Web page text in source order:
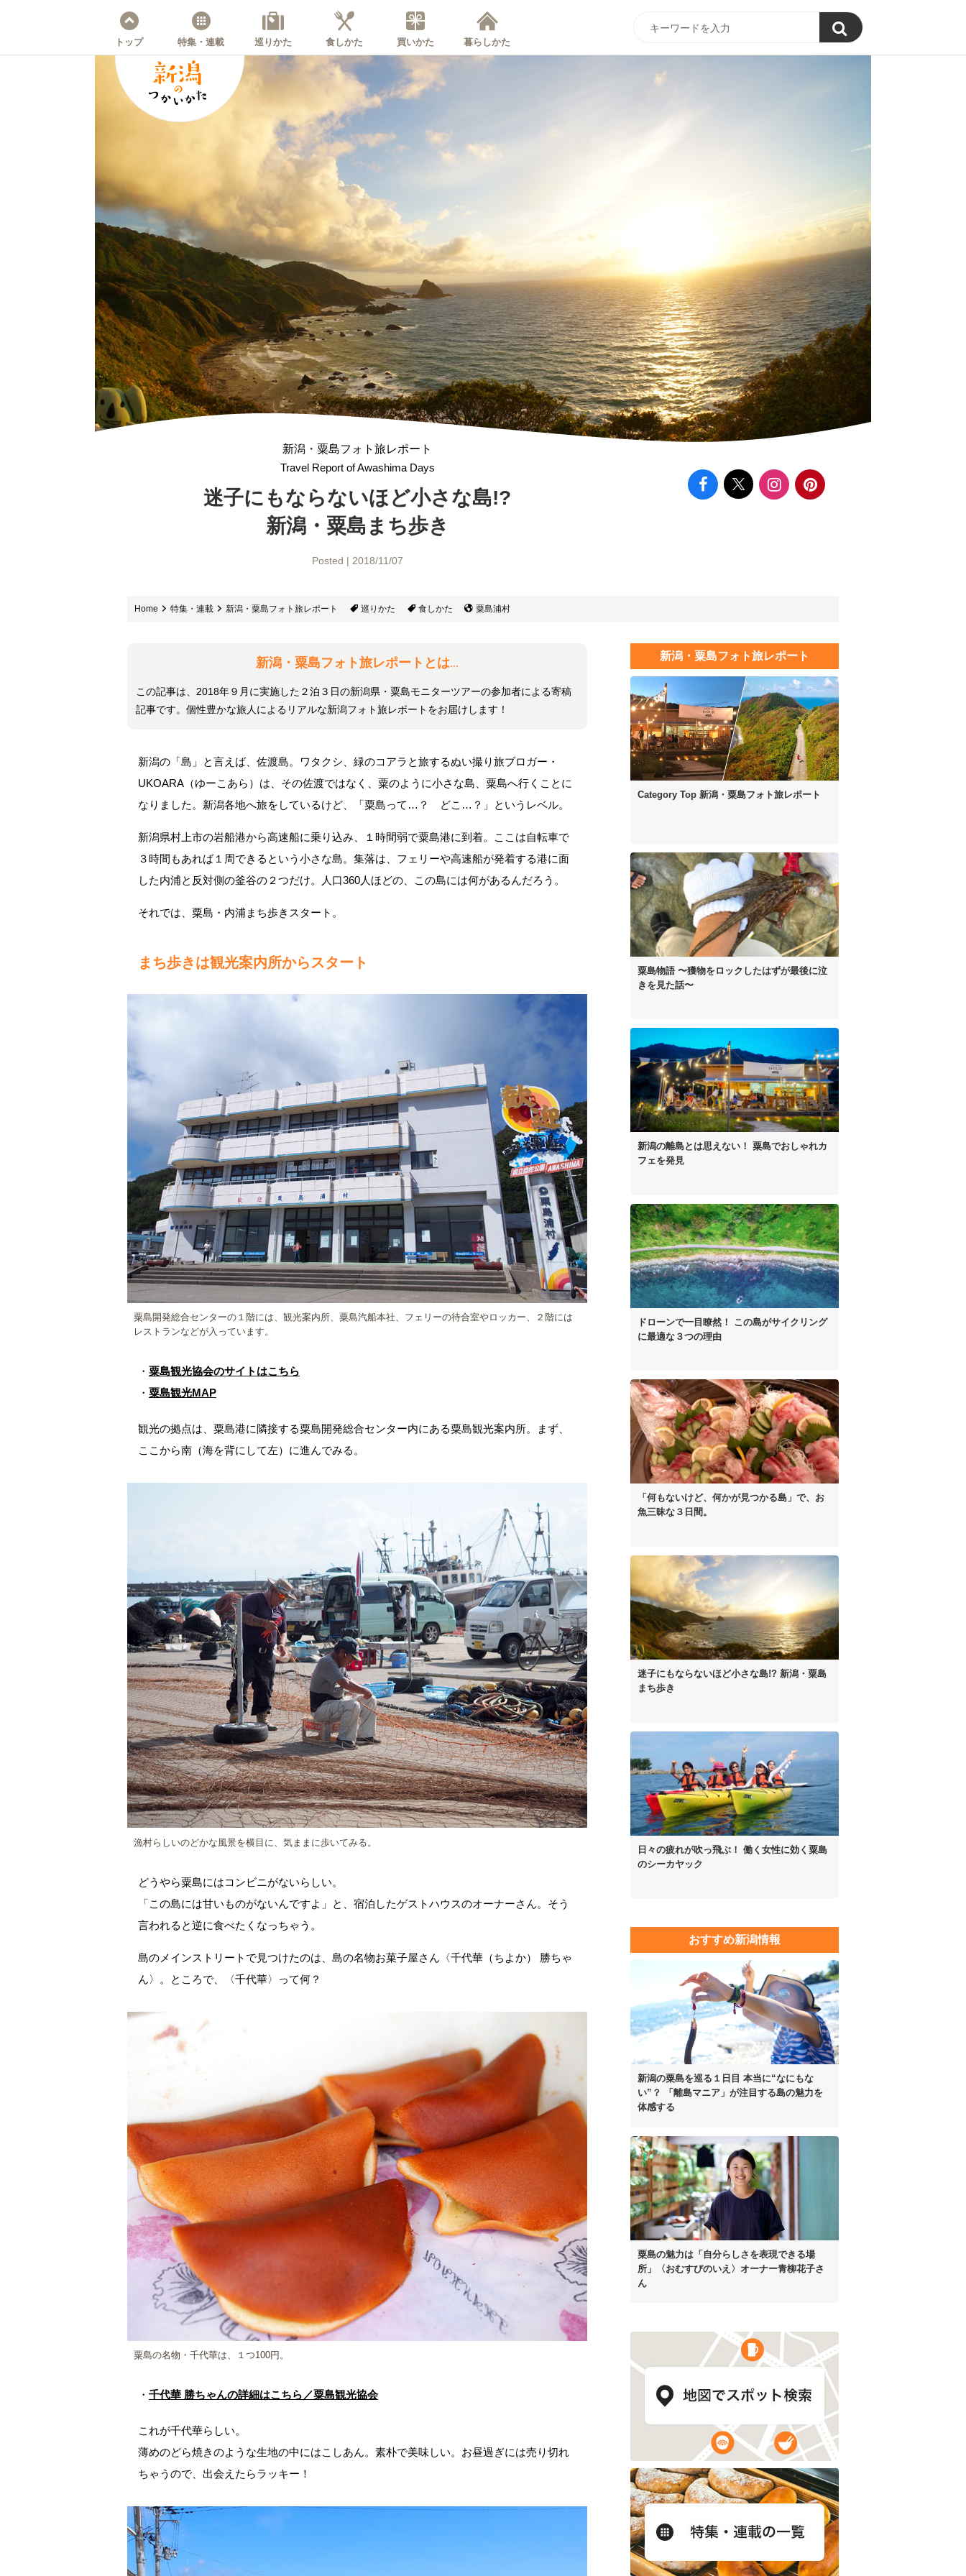
トップ 特集・連載 巡りかた 食しかた 買いかた 暮らしかた
新潟・粟島フォト旅レポート
Travel Report of Awashima Days
迷子にもならないほど小さな島!?
新潟・粟島まち歩き
Posted | 2018/11/07
Home 特集・連載 新潟・粟島フォト旅レポート 巡りかた 食しかた 粟島浦村
新潟・粟島フォト旅レポートとは…
この記事は、2018年９月に実施した２泊３日の新潟県・粟島モニターツアーの参加者による寄稿
記事です。個性豊かな旅人によるリアルな新潟フォト旅レポートをお届けします！
新潟の「島」と言えば、佐渡島。ワタクシ、緑のコアラと旅するぬい撮り旅ブロガー・
UKOARA（ゆーこあら）は、その佐渡ではなく、粟のように小さな島、粟島へ行くことに
なりました。新潟各地へ旅をしているけど、「粟島って…？ どこ…？」というレベル。
新潟県村上市の岩船港から高速船に乗り込み、１時間弱で粟島港に到着。ここは自転車で
３時間もあれば１周できるという小さな島。集落は、フェリーや高速船が発着する港に面
した内浦と反対側の釜谷の２つだけ。人口360人ほどの、この島には何があるんだろう。
それでは、粟島・内浦まち歩きスタート。
まち歩きは観光案内所からスタート
粟島開発総合センターの１階には、観光案内所、粟島汽船本社、フェリーの待合室やロッカー、２階には
レストランなどが入っています。
・ 粟島観光協会のサイトはこちら
・ 粟島観光MAP
観光の拠点は、粟島港に隣接する粟島開発総合センター内にある粟島観光案内所。まず、
ここから南（海を背にして左）に進んでみる。
漁村らしいのどかな風景を横目に、気ままに歩いてみる。
どうやら粟島にはコンビニがないらしい。
「この島には甘いものがないんですよ」と、宿泊したゲストハウスのオーナーさん。そう
言われると逆に食べたくなっちゃう。
島のメインストリートで見つけたのは、島の名物お菓子屋さん〈千代華（ちよか） 勝ちゃ
ん〉。ところで、〈千代華〉って何？
粟島の名物・千代華は、１つ100円。
・ 千代華 勝ちゃんの詳細はこちら／粟島観光協会
これが千代華らしい。
薄めのどら焼きのような生地の中にはこしあん。素朴で美味しい。お昼過ぎには売り切れ
ちゃうので、出会えたらラッキー！
新潟・粟島フォト旅レポート
Category Top 新潟・粟島フォト旅レポート
粟島物語 〜獲物をロックしたはずが最後に泣
きを見た話〜
新潟の離島とは思えない！ 粟島でおしゃれカ
フェを発見
ドローンで一目瞭然！ この島がサイクリング
に最適な ３つの理由
「何もないけど、 何かが見つかる島」で、 お
魚三昧な３日間。
迷子にもならないほど小さな島!? 新潟・粟島
まち歩き
日々の疲れが吹っ飛ぶ！ 働く女性に効く 粟島
のシーカヤック
おすすめ新潟情報
新潟の粟島を巡る１日目 本当に“なにもな
い”？
「離島マニア」が注目する島の魅力を
体感する
粟島の魅力は 「自分らしさを表現できる場
所」
〈おむすびのいえ〉オーナー青柳花子さ
ん